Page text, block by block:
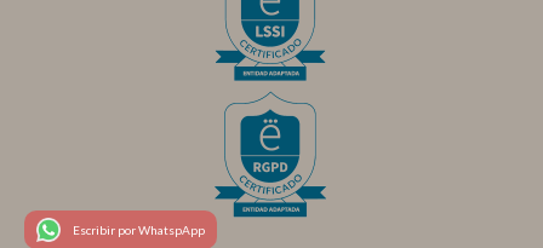
Escribir por WhatspApp